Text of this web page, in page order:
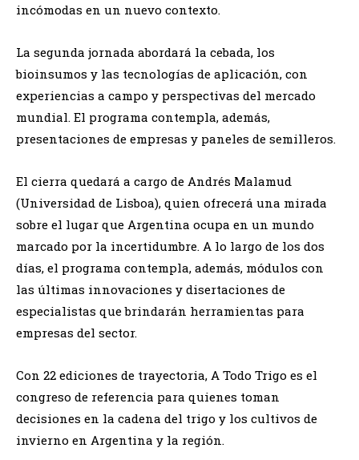
incómodas en un nuevo contexto.
La segunda jornada abordará la cebada, los
bioinsumos y las tecnologías de aplicación, con
experiencias a campo y perspectivas del mercado
mundial. El programa contempla, además,
presentaciones de empresas y paneles de semilleros.
El cierra quedará a cargo de Andrés Malamud
(Universidad de Lisboa), quien ofrecerá una mirada
sobre el lugar que Argentina ocupa en un mundo
marcado por la incertidumbre. A lo largo de los dos
días, el programa contempla, además, módulos con
las últimas innovaciones y disertaciones de
especialistas que brindarán herramientas para
empresas del sector.
Con 22 ediciones de trayectoria, A Todo Trigo es el
congreso de referencia para quienes toman
decisiones en la cadena del trigo y los cultivos de
invierno en Argentina y la región.